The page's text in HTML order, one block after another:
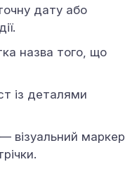
дату або
назва того, що
із деталями
— візуальний маркер